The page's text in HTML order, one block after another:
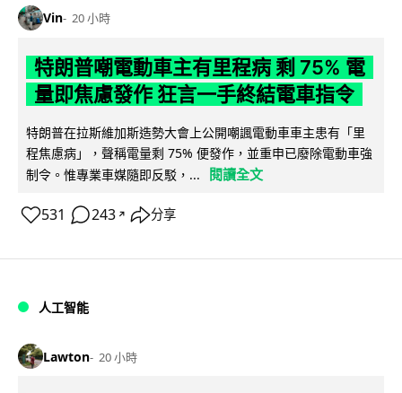
Vin 20 小時
特朗普嘲電動車主有里程病 剩 75% 電
量即焦慮發作 狂言一手終結電車指令
特朗普在拉斯維加斯造勢大會上公開嘲諷電動車車主患有「里
程焦慮病」，聲稱電量剩 75% 便發作，並重申已廢除電動車強
制令。惟專業車媒隨即反駁，...
閱讀全文
531 243 ↗ 分享
人工智能
Lawton 20 小時